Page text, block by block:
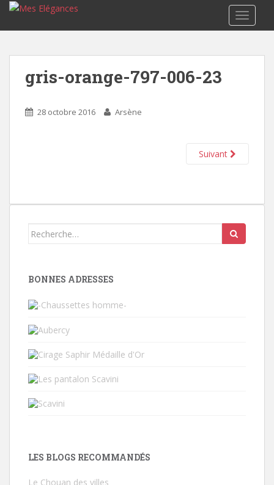
gris-orange-797-006-23
28 octobre 2016 Arsène
Suivant
Search
BONNES ADRESSES
LES BLOGS RECOMMANDÉS
Le Chouan des villes